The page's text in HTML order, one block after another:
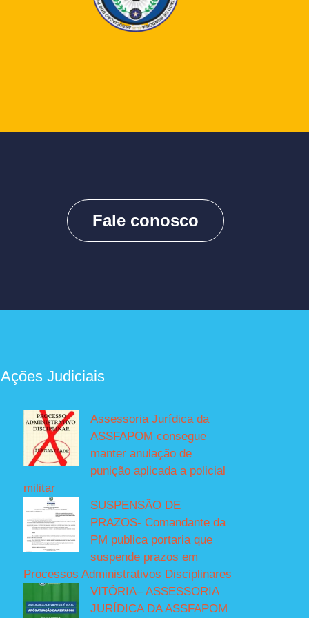
Fale conosco
Judiciais
Assessoria Jurídica da
ASSFAPOM consegue
manter anulação de
punição aplicada a policial
militar
SUSPENSÃO DE
PRAZOS- Comandante da
PM publica portaria que
suspende prazos em
Processos Administrativos Disciplinares
VITÓRIA– ASSESSORIA
JURÍDICA DA ASSFAPOM